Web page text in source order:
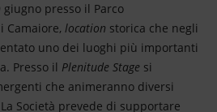
presso il Parco
Camaiore, location storica che negli
uno dei luoghi più importanti
Presso il Plenitude Stage si
che animeranno diversi
Società prevede di supportare